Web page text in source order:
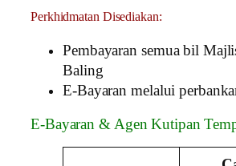
Perkhidmatan Disediakan:
Pembayaran semua bil
Baling
E-Bayaran melalui
E-Bayaran & Agen Kutipan